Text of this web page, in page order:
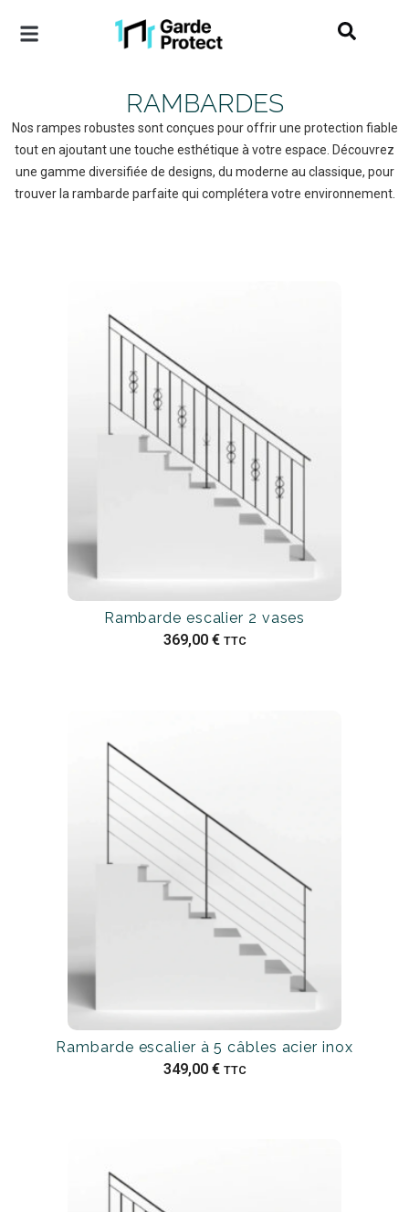
RAMBARDES
Nos rampes robustes sont conçues pour offrir une protection fiable
tout en ajoutant une touche esthétique à votre espace. Découvrez
une gamme diversifiée de designs, du moderne au classique, pour
trouver la rambarde parfaite qui complétera votre environnement.
Rambarde escalier 2 vases
369,00 € TTC
Rambarde escalier à 5 câbles acier inox
349,00 € TTC